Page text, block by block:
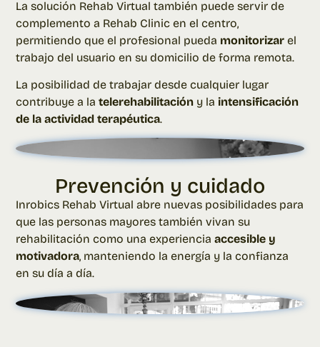
La solución Rehab Virtual también puede servir de
complemento a Rehab Clinic en el centro,
permitiendo que el profesional pueda monitorizar el
trabajo del usuario en su domicilio de forma remota.
La posibilidad de trabajar desde cualquier lugar
contribuye a latelerehabilitación y laintensificación
de la actividad terapéutica.
Prevención y cuidado
Inrobics Rehab Virtual abre nuevas posibilidades para
que las personas mayores también vivan su
rehabilitación como una experienciaaccesible y
motivadora, manteniendo la energía y la confianza
en su día a día.